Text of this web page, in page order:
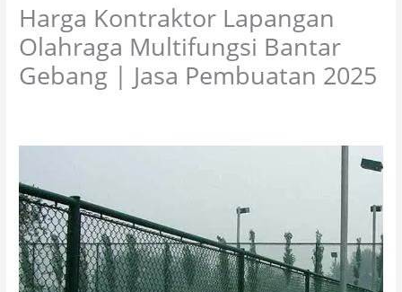
Harga Kontraktor Lapangan
Olahraga Multifungsi Bantar
Gebang | Jasa Pembuatan 2025